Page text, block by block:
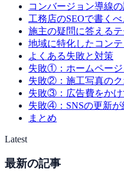
コンバージョン導線
工務店のSEOで書く
施主の疑問に答えるテ
地域に特化したコン
よくある失敗と対策
失敗①：ホームページ
失敗②：施工写真の
失敗③：広告費をか
失敗④：SNSの更新が
まとめ
Latest
最新の記事